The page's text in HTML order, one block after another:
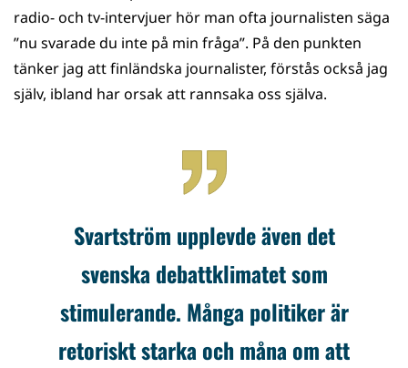
radio- och tv-intervjuer hör man ofta journalisten säga
”nu svarade du inte på min fråga”. På den punkten
tänker jag att finländska journalister, förstås också jag
själv, ibland har orsak att rannsaka oss själva.
Svartström upplevde även det
svenska debattklimatet som
stimulerande. Många politiker är
retoriskt starka och måna om att